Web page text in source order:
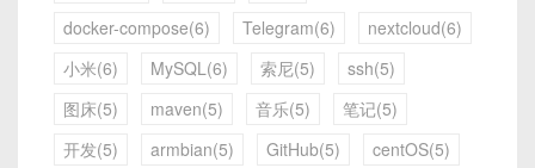
docker-compose(6)
Telegram(6)
nextcloud(6)
小米(6)
MySQL(6) 索尼(5)
ssh(5)
图床(5)
maven(5) 音乐(5)
笔记(5)
开发(5)
armbian(5) GitHub(5)
centOS(5)